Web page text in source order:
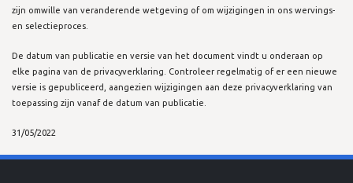
zijn omwille van veranderende wetgeving of om wijzigingen in ons wervings-
en selectieproces.
De datum van publicatie en versie van het document vindt u onderaan op
elke pagina van de privacyverklaring. Controleer regelmatig of er een nieuwe
versie is gepubliceerd, aangezien wijzigingen aan deze privacyverklaring van
toepassing zijn vanaf de datum van publicatie.
31/05/2022